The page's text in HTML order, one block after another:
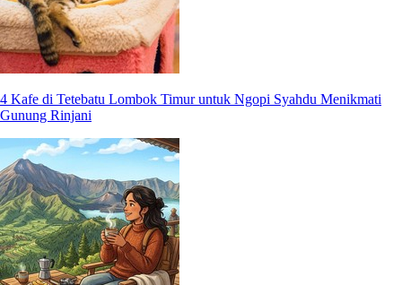
4 Kafe di Tetebatu Lombok Timur untuk Ngopi Syahdu Menikmati
Gunung Rinjani